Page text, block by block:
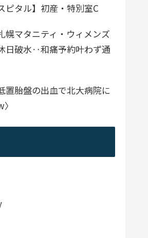
ピタル】初産・特別室C
幌マタニティ・ウィメンズ
日破水‥和痛予約叶わず通
置胎盤の出血で北大病院に